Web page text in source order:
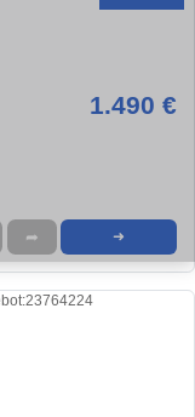
1.490 €
➦ ➜